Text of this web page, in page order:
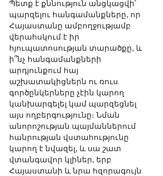
Պետք է քննություն անցկացվի՝
պարզելու հանգամանքները, որ
Հայաստանը ամբողջությամբ
վերահսկում է իր
հյուպատոսության տարածքը, և
ի՞նչ հանգամանքների
արդյունքում հայ
աշխատակիցներն ու ռուս
գործընկերները չէին կարող
կանխարգելել կամ պարզեցնել
այս ողբերգությունը։ Նման
անորոշության պայմաններում
հանրության վստահությունը
կարող է նվազել, և սա շատ
վտանգավոր կլիներ, երբ
Հայաստանի և նրա հզորագույն